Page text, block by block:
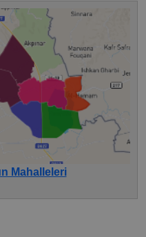
Mahalleleri